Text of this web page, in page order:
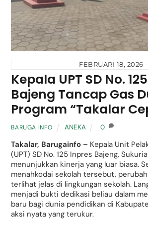
FEBRUARI 18, 2026
Kepala UPT SD No.
Bajeng Tancap Gas
Program “Takalar
BARUGA INFO ANEKA 0
Takalar, Barugainfo – Kepala Unit
(UPT) SD No. 125 Inpres Bajeng,
menunjukkan kinerja yang luar biasa.
menahkodai sekolah tersebut,
terlihat jelas di lingkungan sekolah.
menjadi bukti dedikasi beliau dalam
baru bagi dunia pendidikan di
aksi nyata yang terukur.